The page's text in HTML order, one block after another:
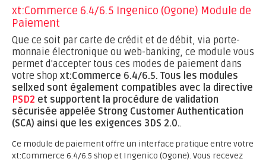
xt:Commerce 6.4/6.5 Ingenico (Ogone) Module de
Paiement
Que ce soit par carte de crédit et de débit, via porte-
monnaie électronique ou web-banking, ce module vous
permet d'accepter tous ces modes de paiement dans
votre shop xt:Commerce 6.4/6.5. Tous les modules
sellxed sont également compatibles avec la directive
PSD2 et supportent la procédure de validation
sécurisée appelée Strong Customer Authentication
(SCA) ainsi que les exigences 3DS 2.0..
Ce module de paiement offre un interface pratique entre votre
xt:Commerce 6.4/6.5 shop et Ingenico (Ogone). Vous recevez